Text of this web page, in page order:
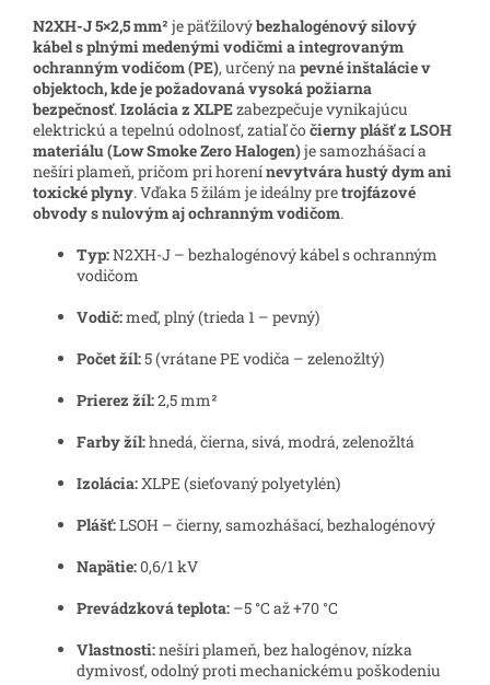
N2XH-J 5×2,5 mm² je päťžilovýbezhalogénový silový
kábel s plnými medenými vodičmi a integrovaným
ochranným vodičom (PE), určený napevné inštalácie v
objektoch, kde je požadovaná vysoká požiarna
bezpečnosť.Izolácia z XLPEzabezpečuje vynikajúcu
elektrickú a tepelnú odolnosť, zatiaľ čočierny plášť z LSOH
materiálu (Low Smoke Zero Halogen)je samozhášací a
nešíri plameň, pričom pri horenínevytvára hustý dym ani
toxické plyny. Vďaka 5 žilám je ideálny pretrojfázové
obvody s nulovým aj ochranným vodičom.
Typ:N2XH-J – bezhalogénový kábel s ochranným
vodičom
Vodič:meď, plný (trieda 1 – pevný)
Počet žíl:5 (vrátane PE vodiča – zelenožltý)
Prierez žíl:2,5 mm²
Farby žíl:hnedá, čierna, sivá, modrá, zelenožltá
Izolácia:XLPE (sieťovaný polyetylén)
Plášť:LSOH – čierny, samozhášací, bezhalogénový
Napätie:0,6/1 kV
Prevádzková teplota: –5 °C až +70 °C
Vlastnosti:nešíri plameň, bez halogénov, nízka
dymivosť, odolný proti mechanickému poškodeniu